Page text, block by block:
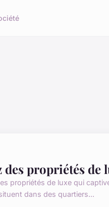
propriétés de
propriétés de luxe qui
dans des quartiers...